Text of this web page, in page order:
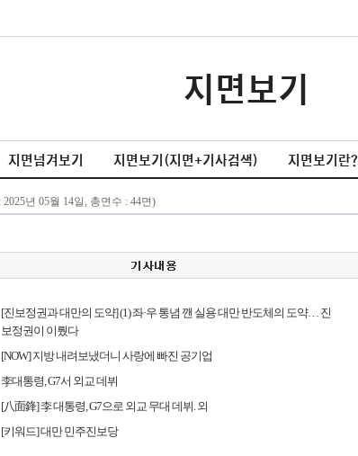
지면보기
지면넘겨보기 지면보기(지면+기사검색) 지면보기란?
[진보정권과 대만의 도약] (1) 좌·우 통념 깬 실용 대만 반도체의 도약… 진
보정권이 이뤘다
[NOW] 지방 내려보냈더니 사랑에 빠진 공기업
李대통령, G7서 외교 데뷔
[八面鋒] 李 대통령, G7으로 외교 무대 데뷔. 외
[키워드] 대만 민주진보당